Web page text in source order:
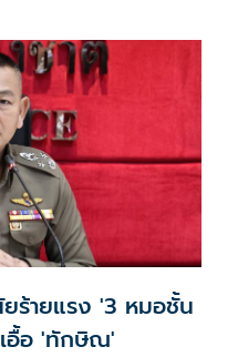
ร้ายแรง '3 หมอชั้น
อื้อ 'ทักษิณ'